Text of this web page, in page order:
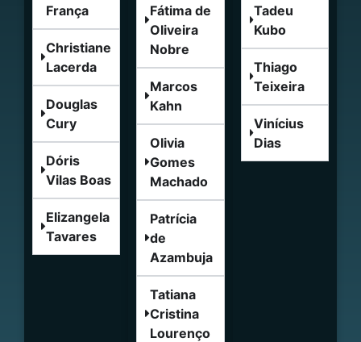
França
Christiane
Lacerda
Douglas
Cury
Dóris
Vilas Boas
Elizangela
Tavares
Fátima de
Oliveira
Nobre
Marcos
Kahn
Olivia
Gomes
Machado
Patrícia
de
Azambuja
Tatiana
Cristina
Lourenço
Tadeu
Kubo
Thiago
Teixeira
Vinícius
Dias